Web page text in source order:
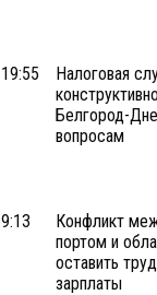
19:55
Налоговая
Белгород-
вопросам
9:13
Конфликт
портом и
оставить
зарплаты